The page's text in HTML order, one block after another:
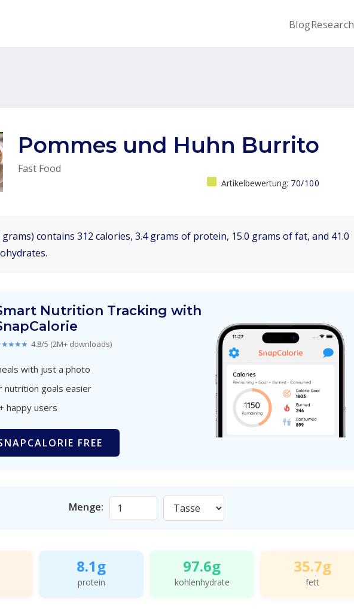
BlogResearch
Pommes und Huhn Burrito
Fast Food
Artikelbewertung: 70/100
grams) contains 312 calories, 3.4 grams of protein, 15.0 grams of fat, and 41.0
Nutrition Tracking with
4.8/5 (2M+ downloads)
with just a photo
nutrition goals easier
happy users
FREE
Menge:
8.1g
protein
97.6g
kohlenhydrate
35.7g
fett